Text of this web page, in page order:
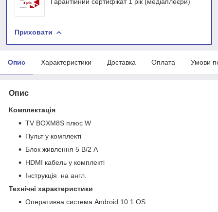
Приховати
Опис Характеристики Доставка Оплата Умови
Опис
Комплектація
TV BOXM8S плюс W
Пульт у комплекті
Блок живлення 5 В/2 А
HDMI кабель у комплекті
Інструкція на англ.
Технічні характеристики
Оперативна система Android 10.1 OS